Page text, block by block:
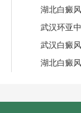
湖北白癜
武汉环亚
武汉白癜
湖北白癜